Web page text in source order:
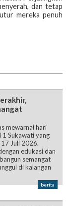
dan tetap
mereka penuh
mewarnai hari
1 Sukawati yang
Juli 2026.
edukasi dan
semangat
di kalangan
berita